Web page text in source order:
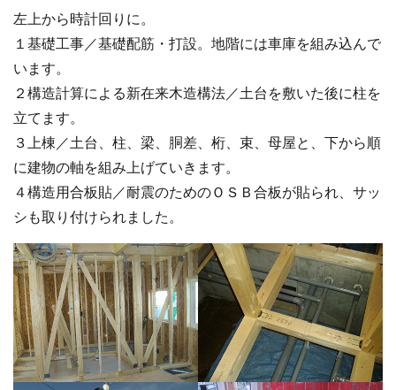
左上から時計回りに。
１基礎工事／基礎配筋・打設。地階には車庫を組み込んで
います。
２構造計算による新在来木造構法／土台を敷いた後に柱を
立てます。
３上棟／土台、柱、梁、胴差、桁、束、母屋と、下から順
に建物の軸を組み上げていきます。
４構造用合板貼／耐震のためのＯＳＢ合板が貼られ、サッ
シも取り付けられました。